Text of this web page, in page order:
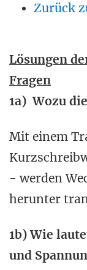
Zurück
Lösungen
Fragen
1a) Wozu
Mit einem
- werden
herunter
1b) Wie
und